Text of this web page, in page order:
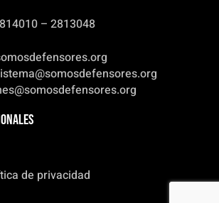
– 2813048
de privacidad